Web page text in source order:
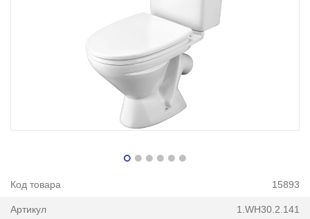
Код товара 15893
Артикул 1.WH30.2.141